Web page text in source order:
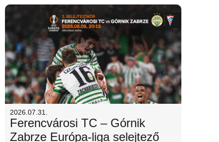
2026.07.31.
Ferencvárosi TC – Górnik
Zabrze Európa-liga selejtező